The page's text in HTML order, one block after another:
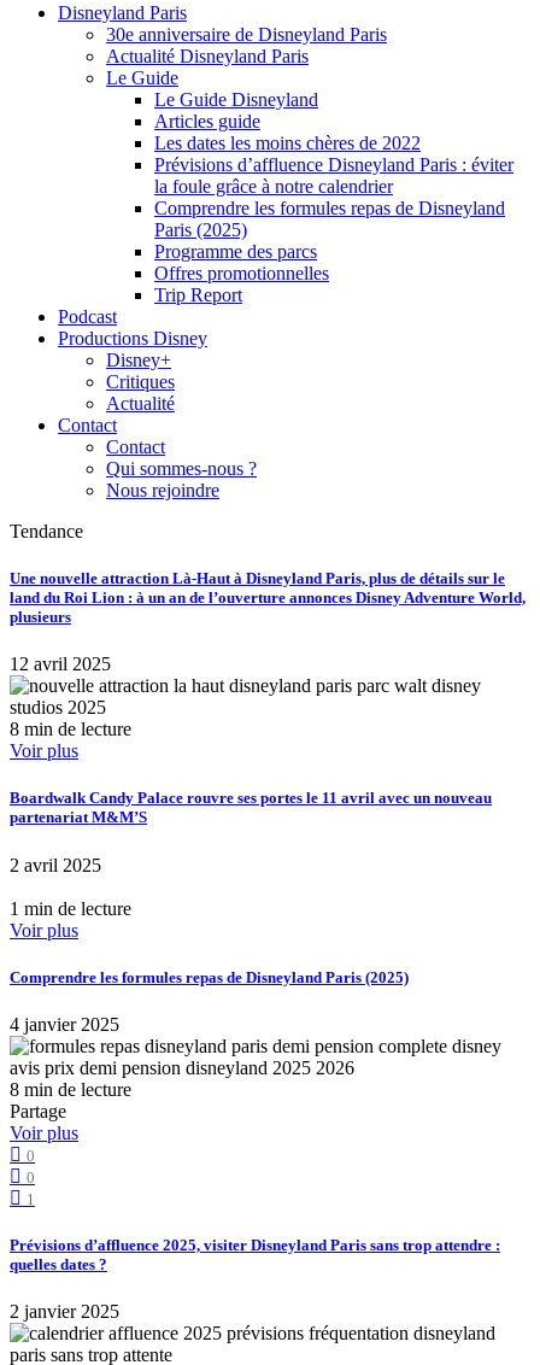
Disneyland Paris
30e anniversaire de Disneyland Paris
Actualité Disneyland Paris
Le Guide
Le Guide Disneyland
Articles guide
Les dates les moins chères de 2022
Prévisions d’affluence Disneyland Paris : éviter
la foule grâce à notre calendrier
Comprendre les formules repas de Disneyland
Paris (2025)
Programme des parcs
Offres promotionnelles
Trip Report
Podcast
Productions Disney
Disney+
Critiques
Actualité
Contact
Contact
Qui sommes-nous ?
Nous rejoindre
Tendance
Une nouvelle attraction Là-Haut à Disneyland Paris, plus de détails sur le
land du Roi Lion : à un an de l’ouverture annonces Disney Adventure World,
plusieurs
12 avril 2025
8 min de lecture
Voir plus
Boardwalk Candy Palace rouvre ses portes le 11 avril avec un nouveau
partenariat M&M’S
2 avril 2025
1 min de lecture
Voir plus
Comprendre les formules repas de Disneyland Paris (2025)
4 janvier 2025
8 min de lecture
Partage
Voir plus
0
0
1
Prévisions d’affluence 2025, visiter Disneyland Paris sans trop attendre :
quelles dates ?
2 janvier 2025